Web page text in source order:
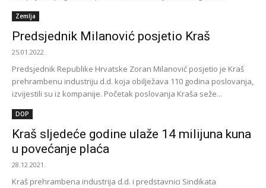
Zemlja
Predsjednik Milanović posjetio Kraš
25.01.2022.
Predsjednik Republike Hrvatske Zoran Milanović posjetio je Kraš
prehrambenu industriju d.d. koja obilježava 110 godina poslovanja,
izvijestili su iz kompanije. Početak poslovanja Kraša seže...
DOP
Kraš sljedeće godine ulaže 14 milijuna kuna
u povećanje plaća
28.12.2021.
Kraš prehrambena industrija d.d. i predstavnici Sindikata